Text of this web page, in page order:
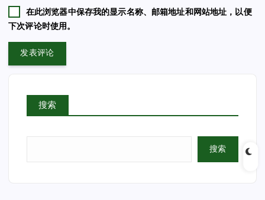
在此浏览器中保存我的显示名称、邮箱地址和网站地址，以便
下次评论时使用。
搜索
搜索